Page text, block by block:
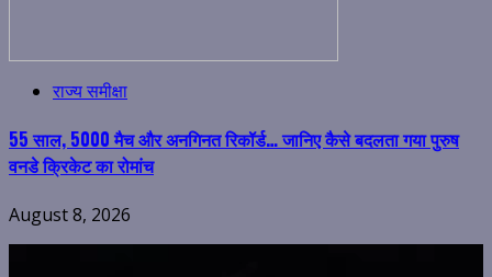
राज्य समीक्षा
55 साल, 5000 मैच और अनगिनत रिकॉर्ड… जानिए कैसे बदलता गया पुरुष
वनडे क्रिकेट का रोमांच
August 8, 2026